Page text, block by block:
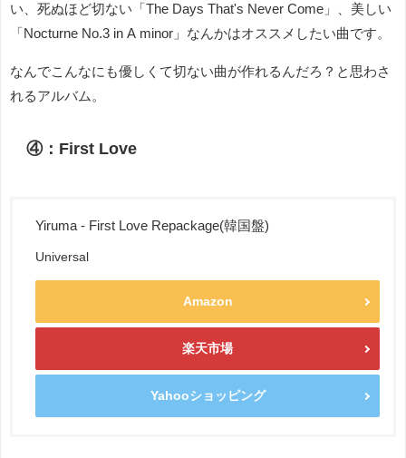
い、死ぬほど切ない「The Days That's Never Come」、美しい
「Nocturne No.3 in A minor」なんかはオススメしたい曲です。
なんでこんなにも優しくて切ない曲が作れるんだろ？と思わさ
れるアルバム。
④：First Love
Yiruma - First Love Repackage(韓国盤)
Universal
Amazon
楽天市場
Yahooショッピング